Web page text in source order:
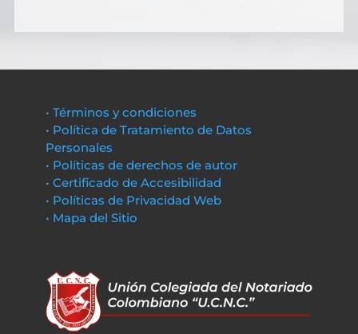
• Términos y condiciones
• Política de Tratamiento de Datos
Personales
• Políticas de derechos de autor
• Certificado de Accesibilidad
• Políticas de Privacidad Web
• Mapa del Sitio